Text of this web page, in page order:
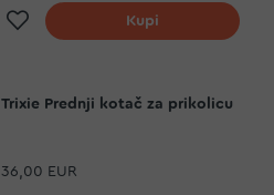
Dodaj na listu želja
Kupi
Trixie Prednji kotač za prikolicu
36,00 EUR